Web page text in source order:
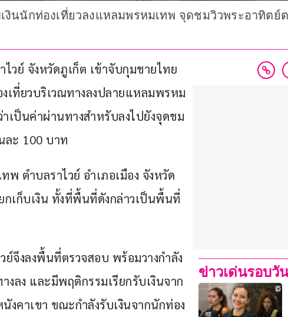
นนักท่องเที่ยวลงแหลมพรหมเทพ จุดชมวิวพระอาทิตย์
วย์ จังหวัดภูเก็ต เข้าจับกุมชายไทย
เที่ยวบริเวณทางลงปลายแหลมพรหม
เป็นค่าผ่านทางสำหรับลงไปยังจุดชม
ละ 100 บาท
ตำบลราไวย์ อำเภอเมือง จังหวัด
กเก็บเงิน ทั้งที่พื้นที่ดังกล่าวเป็นพื้นที่
จึงลงพื้นที่ตรวจสอบ พร้อมวางกำลัง
ลง และมีพฤติกรรมเรียกรับเงินจาก
งคาเขา ขณะกำลังรับเงินจากนักท่อง
ข่าวเด่นรอบวัน